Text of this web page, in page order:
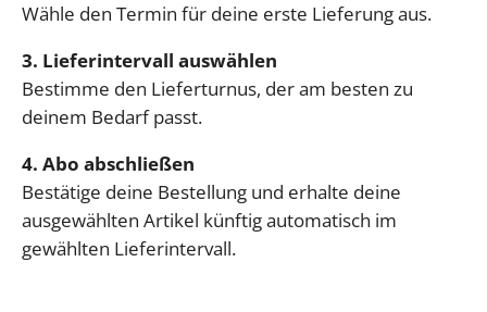
Wähle den Termin für deine erste Lieferung aus.
3. Lieferintervall auswählen
Bestimme den Lieferturnus, der am besten zu
deinem Bedarf passt.
4. Abo abschließen
Bestätige deine Bestellung und erhalte deine
ausgewählten Artikel künftig automatisch im
gewählten Lieferintervall.